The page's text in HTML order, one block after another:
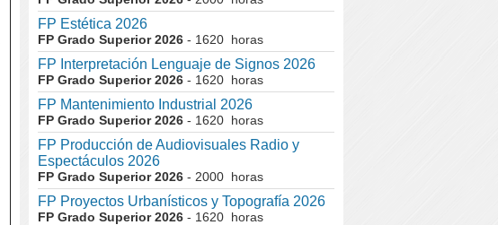
FP Estética 2026
FP Grado Superior 2026 - 1620 horas
FP Interpretación Lenguaje de Signos 2026
FP Grado Superior 2026 - 1620 horas
FP Mantenimiento Industrial 2026
FP Grado Superior 2026 - 1620 horas
FP Producción de Audiovisuales Radio y
Espectáculos 2026
FP Grado Superior 2026 - 2000 horas
FP Proyectos Urbanísticos y Topografía 2026
FP Grado Superior 2026 - 1620 horas